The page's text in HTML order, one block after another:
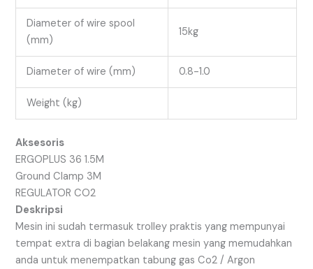
Diameter of wire spool
(mm)
15kg
Diameter of wire (mm) 0.8-1.0
Weight (kg)
Aksesoris
ERGOPLUS 36 1.5M
Ground Clamp 3M
REGULATOR CO2
Deskripsi
Mesin ini sudah termasuk trolley praktis yang mempunyai
tempat extra di bagian belakang mesin yang memudahkan
anda untuk menempatkan tabung gas Co2 / Argon